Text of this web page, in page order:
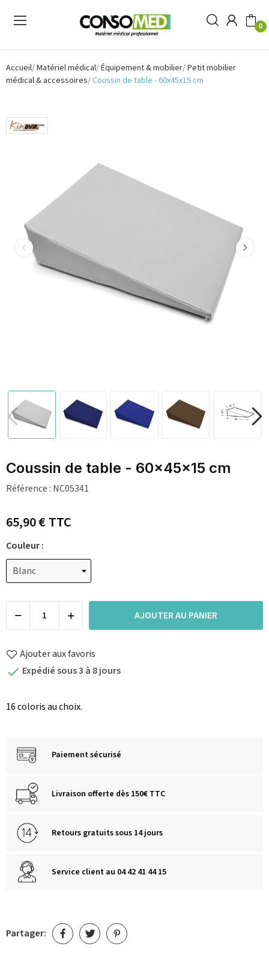
0
Accueil Matériel médical Équipement & mobilier Petit mobilier
médical & accessoires Coussin de table - 60x45x15 cm
Coussin de table - 60x45x15 cm
Référence : NC05341
65,90 €TTC
Couleur :
AJOUTER AU PANIER
Ajouter aux favoris
 Expédié sous 3 à 8 jours
16 coloris au choix.
Paiement sécurisé
Livraison offerte dès 150€ TTC
Retours gratuits sous 14 jours
Service client au 04 42 41 44 15
Partager: